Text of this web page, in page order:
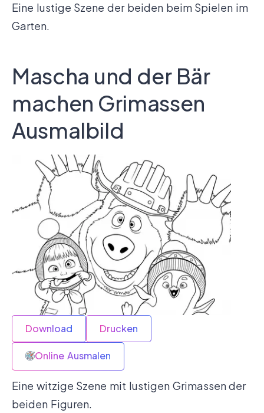
Eine lustige Szene der beiden beim Spielen im
Garten.
Mascha und der Bär
machen Grimassen
Ausmalbild
Download Drucken
Online Ausmalen
Eine witzige Szene mit lustigen Grimassen der
beiden Figuren.